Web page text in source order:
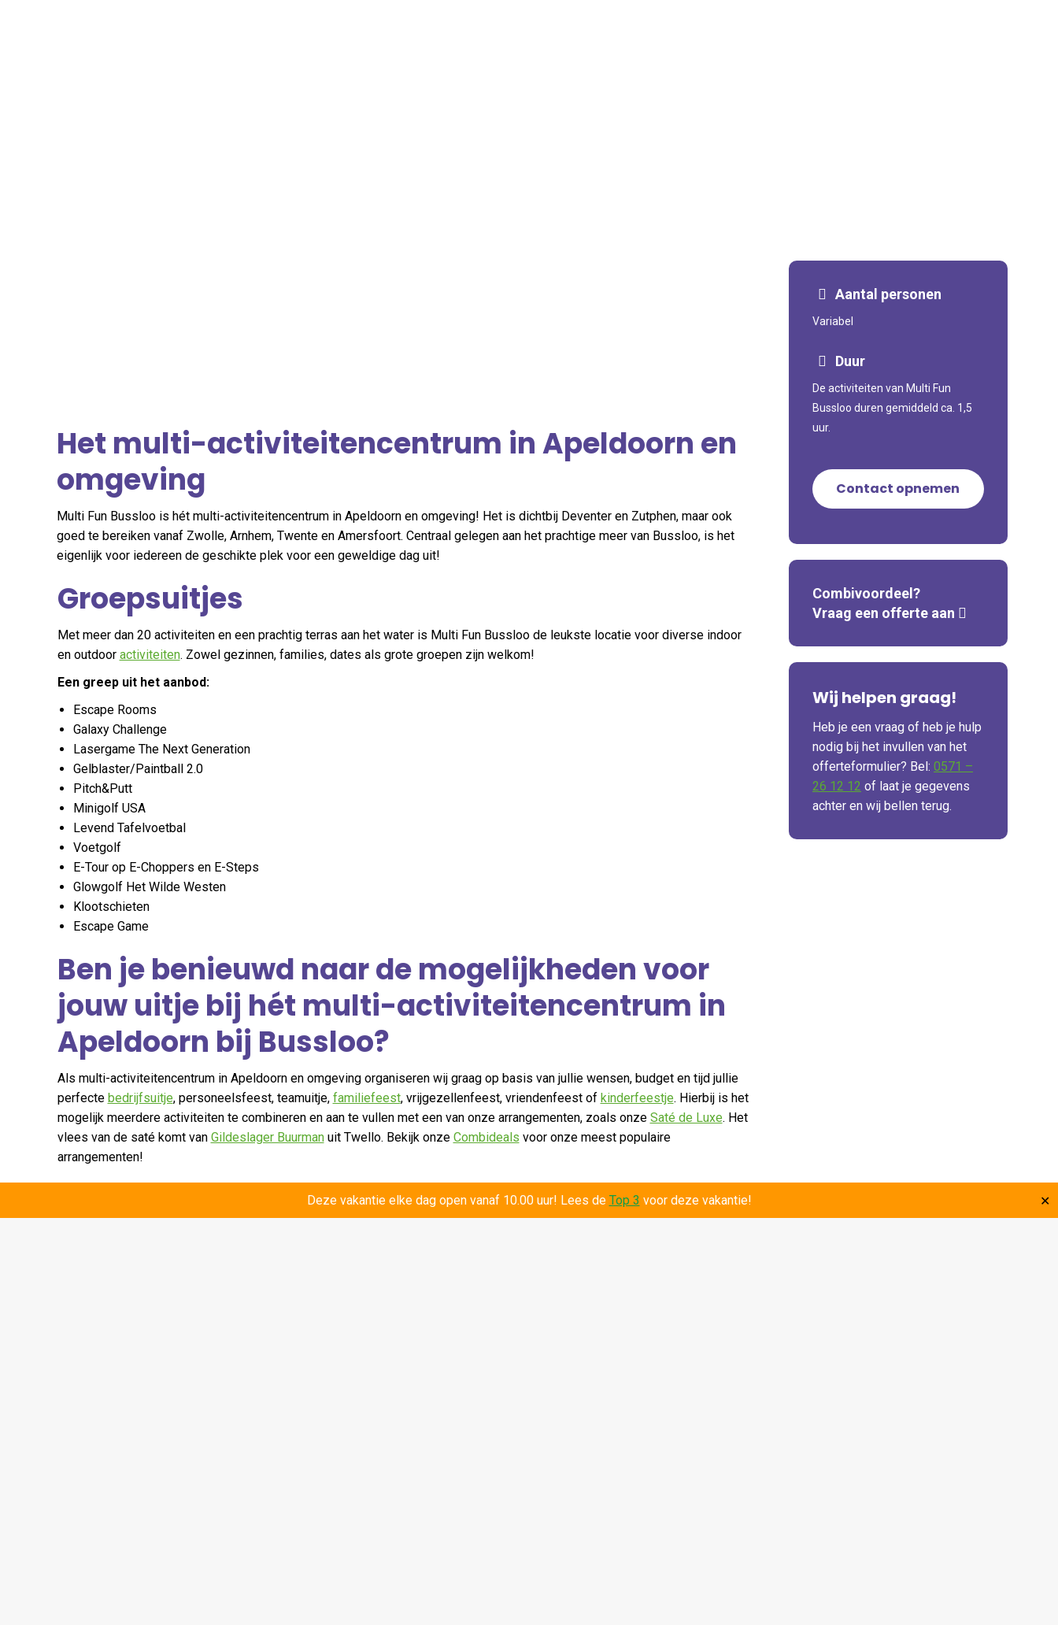
Deze vakantie elke dag open vanaf 10.00 uur! Lees de Top 3 voor deze vakantie! ✕
Het multi-activiteitencentrum in Apeldoorn en
omgeving
Multi Fun Bussloo is hét multi-activiteitencentrum in Apeldoorn en omgeving! Het is dichtbij Deventer en Zutphen, maar ook
goed te bereiken vanaf Zwolle, Arnhem, Twente en Amersfoort. Centraal gelegen aan het prachtige meer van Bussloo, is het
eigenlijk voor iedereen de geschikte plek voor een geweldige dag uit!
Groepsuitjes
Met meer dan 20 activiteiten en een prachtig terras aan het water is Multi Fun Bussloo de leukste locatie voor diverse indoor
en outdoor activiteiten. Zowel gezinnen, families, dates als grote groepen zijn welkom!
Een greep uit het aanbod:
Escape Rooms
Galaxy Challenge
Lasergame The Next Generation
Gelblaster/Paintball 2.0
Pitch&Putt
Minigolf USA
Levend Tafelvoetbal
Voetgolf
E-Tour op E-Choppers en E-Steps
Glowgolf Het Wilde Westen
Klootschieten
Escape Game
Ben je benieuwd naar de mogelijkheden voor
jouw uitje bij hét multi-activiteitencentrum in
Apeldoorn bij Bussloo?
Als multi-activiteitencentrum in Apeldoorn en omgevingorganiseren wij graag op basis van jullie wensen, budget en tijd jullie
perfecte bedrijfsuitje, personeelsfeest, teamuitje, familiefeest, vrijgezellenfeest, vriendenfeest of kinderfeestje. Hierbij is het
mogelijk meerdere activiteiten te combineren en aan te vullen met een van onze arrangementen, zoals onze Saté de Luxe. Het
vlees van de saté komt van Gildeslager Buurmanuit Twello. Bekijk onze Combideals voor onze meest populaire
arrangementen!
Hét multi-activiteitencentrum in Apeldoorn op
Aantal personen
Variabel
Duur
De activiteiten van Multi Fun
Bussloo duren gemiddeld ca. 1,5
uur.
Contact opnemen
Combivoordeel?
Vraag een offerte aan
Wij helpen graag!
Heb je een vraag of heb je hulp
nodig bij het invullen van het
offerteformulier? Bel: 0571 –
26 12 12 of laat je gegevens
achter en wij bellen terug.